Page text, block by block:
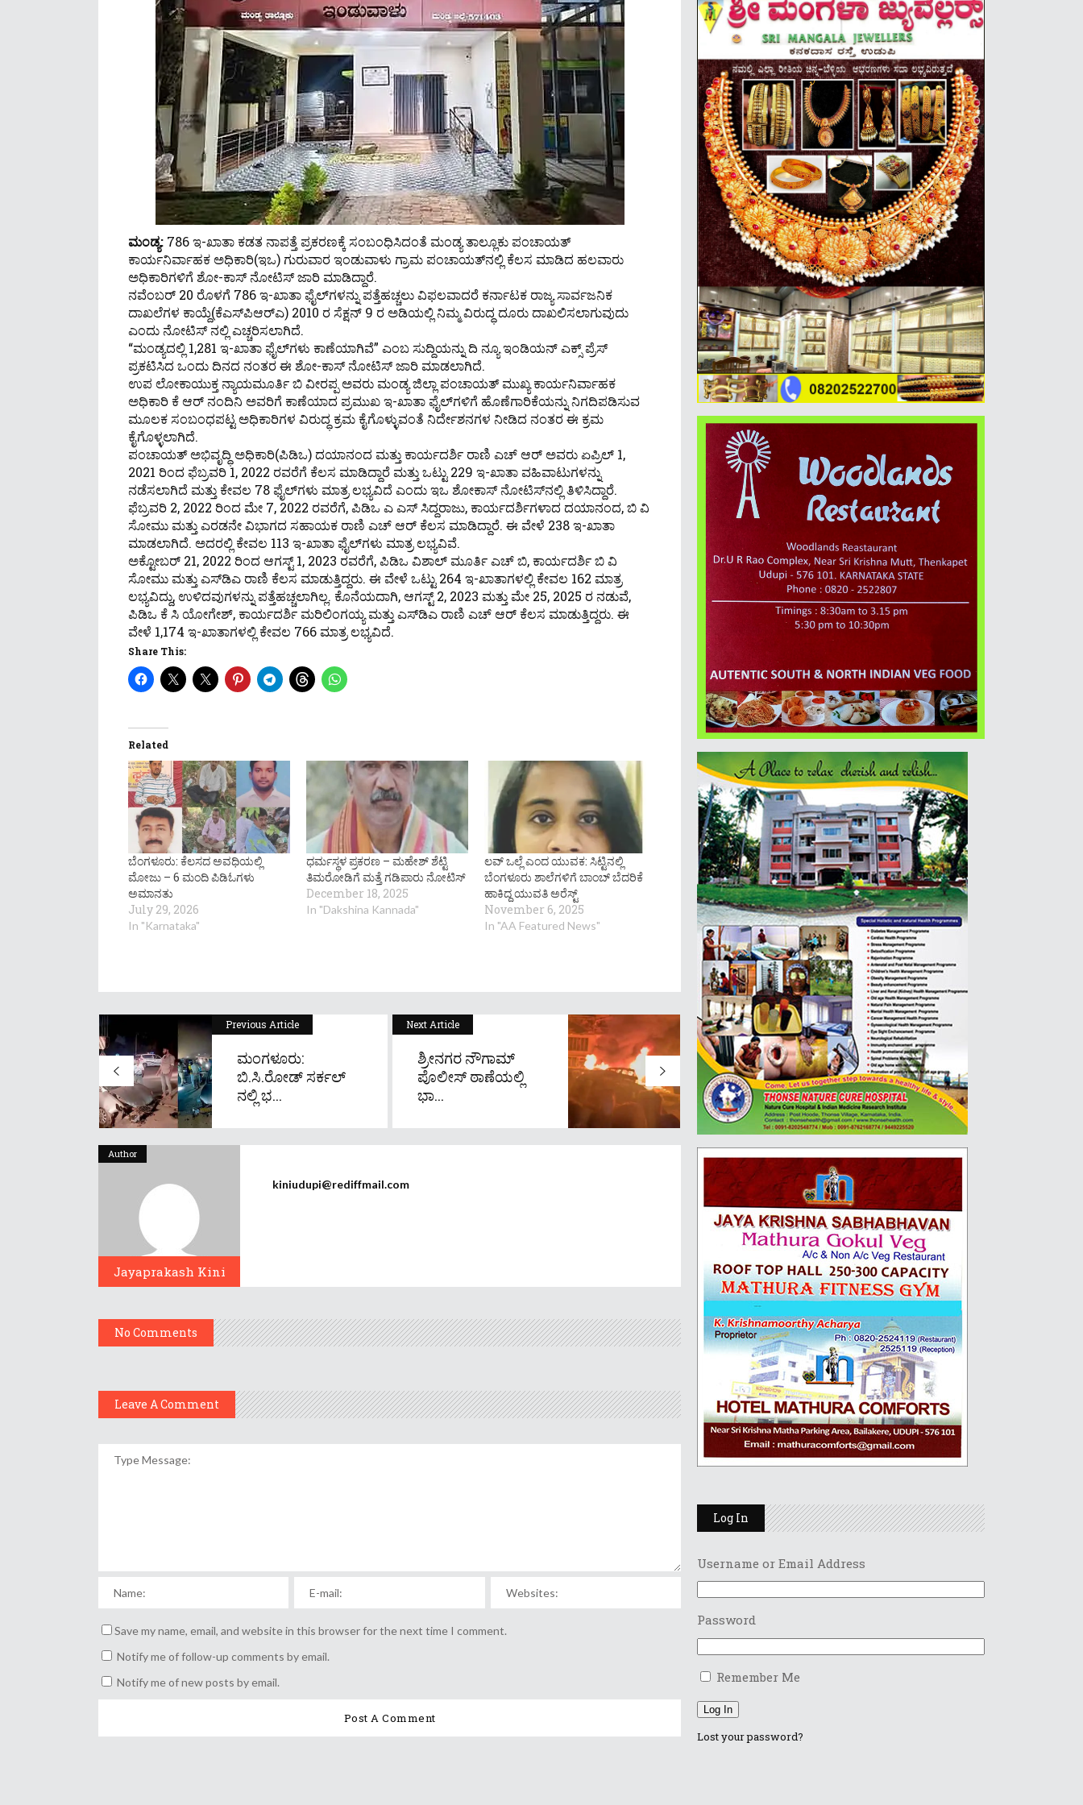
ಮಂಡ್ಯ: 786 ಇ-ಖಾತಾ ಕಡತ ನಾಪತ್ತೆ ಪ್ರಕರಣಕ್ಕೆ ಸಂಬಂಧಿಸಿದಂತೆ ಮಂಡ್ಯ ತಾಲ್ಲೂಕು ಪಂಚಾಯತ್
ಕಾರ್ಯನಿರ್ವಾಹಕ ಅಧಿಕಾರಿ(ಇಒ) ಗುರುವಾರ ಇಂಡುವಾಳು ಗ್ರಾಮ ಪಂಚಾಯತ್‌ನಲ್ಲಿ ಕೆಲಸ ಮಾಡಿದ ಹಲವಾರು
ಅಧಿಕಾರಿಗಳಿಗೆ ಶೋ-ಕಾಸ್ ನೋಟಿಸ್ ಜಾರಿ ಮಾಡಿದ್ದಾರೆ.
ನವೆಂಬರ್ 20 ರೊಳಗೆ 786 ಇ-ಖಾತಾ ಫೈಲ್‌ಗಳನ್ನು ಪತ್ತೆಹಚ್ಚಲು ವಿಫಲವಾದರೆ ಕರ್ನಾಟಕ ರಾಜ್ಯ ಸಾರ್ವಜನಿಕ
ದಾಖಲೆಗಳ ಕಾಯ್ದೆ(ಕೆಎಸ್‌ಪಿಆರ್‌ಎ) 2010 ರ ಸೆಕ್ಷನ್ 9 ರ ಅಡಿಯಲ್ಲಿ ನಿಮ್ಮ ವಿರುದ್ಧ ದೂರು ದಾಖಲಿಸಲಾಗುವುದು
ಎಂದು ನೋಟಿಸ್ ನಲ್ಲಿ ಎಚ್ಚರಿಸಲಾಗಿದೆ.
“ಮಂಡ್ಯದಲ್ಲಿ 1,281 ಇ-ಖಾತಾ ಫೈಲ್‌ಗಳು ಕಾಣೆಯಾಗಿವೆ” ಎಂಬ ಸುದ್ದಿಯನ್ನು ದಿ ನ್ಯೂ ಇಂಡಿಯನ್ ಎಕ್ಸ್ ಪ್ರೆಸ್
ಪ್ರಕಟಿಸಿದ ಒಂದು ದಿನದ ನಂತರ ಈ ಶೋ-ಕಾಸ್ ನೋಟಿಸ್ ಜಾರಿ ಮಾಡಲಾಗಿದೆ.
ಉಪ ಲೋಕಾಯುಕ್ತ ನ್ಯಾಯಮೂರ್ತಿ ಬಿ ವೀರಪ್ಪ ಅವರು ಮಂಡ್ಯ ಜಿಲ್ಲಾ ಪಂಚಾಯತ್ ಮುಖ್ಯ ಕಾರ್ಯನಿರ್ವಾಹಕ
ಅಧಿಕಾರಿ ಕೆ ಆರ್ ನಂದಿನಿ ಅವರಿಗೆ ಕಾಣೆಯಾದ ಪ್ರಮುಖ ಇ-ಖಾತಾ ಫೈಲ್‌ಗಳಿಗೆ ಹೊಣೆಗಾರಿಕೆಯನ್ನು ನಿಗದಿಪಡಿಸುವ
ಮೂಲಕ ಸಂಬಂಧಪಟ್ಟ ಅಧಿಕಾರಿಗಳ ವಿರುದ್ಧ ಕ್ರಮ ಕೈಗೊಳ್ಳುವಂತೆ ನಿರ್ದೇಶನಗಳ ನೀಡಿದ ನಂತರ ಈ ಕ್ರಮ
ಕೈಗೊಳ್ಳಲಾಗಿದೆ.
ಪಂಚಾಯತ್ ಅಭಿವೃದ್ಧಿ ಅಧಿಕಾರಿ(ಪಿಡಿಒ) ದಯಾನಂದ ಮತ್ತು ಕಾರ್ಯದರ್ಶಿ ರಾಣಿ ಎಚ್ ಆರ್ ಅವರು ಏಪ್ರಿಲ್ 1,
2021 ರಿಂದ ಫೆಬ್ರವರಿ 1, 2022 ರವರೆಗೆ ಕೆಲಸ ಮಾಡಿದ್ದಾರೆ ಮತ್ತು ಒಟ್ಟು 229 ಇ-ಖಾತಾ ವಹಿವಾಟುಗಳನ್ನು
ನಡೆಸಲಾಗಿದೆ ಮತ್ತು ಕೇವಲ 78 ಫೈಲ್‌ಗಳು ಮಾತ್ರ ಲಭ್ಯವಿದೆ ಎಂದು ಇಒ ಶೋಕಾಸ್ ನೋಟಿಸ್‌ನಲ್ಲಿ ತಿಳಿಸಿದ್ದಾರೆ.
ಫೆಬ್ರವರಿ 2, 2022 ರಿಂದ ಮೇ 7, 2022 ರವರೆಗೆ, ಪಿಡಿಒ ಎ ಎಸ್ ಸಿದ್ದರಾಜು, ಕಾರ್ಯದರ್ಶಿಗಳಾದ ದಯಾನಂದ, ಬಿ ವಿ
ಸೋಮು ಮತ್ತು ಎರಡನೇ ವಿಭಾಗದ ಸಹಾಯಕ ರಾಣಿ ಎಚ್ ಆರ್ ಕೆಲಸ ಮಾಡಿದ್ದಾರೆ. ಈ ವೇಳೆ 238 ಇ-ಖಾತಾ
ಮಾಡಲಾಗಿದೆ. ಅದರಲ್ಲಿ ಕೇವಲ 113 ಇ-ಖಾತಾ ಫೈಲ್‌ಗಳು ಮಾತ್ರ ಲಭ್ಯವಿವೆ.
ಅಕ್ಟೋಬರ್ 21, 2022 ರಿಂದ ಆಗಸ್ಟ್ 1, 2023 ರವರೆಗೆ, ಪಿಡಿಒ ವಿಶಾಲ್ ಮೂರ್ತಿ ಎಚ್ ಬಿ, ಕಾರ್ಯದರ್ಶಿ ಬಿ ವಿ
ಸೋಮು ಮತ್ತು ಎಸ್‌ಡಿಎ ರಾಣಿ ಕೆಲಸ ಮಾಡುತ್ತಿದ್ದರು. ಈ ವೇಳೆ ಒಟ್ಟು 264 ಇ-ಖಾತಾಗಳಲ್ಲಿ ಕೇವಲ 162 ಮಾತ್ರ
ಲಭ್ಯವಿದ್ದು, ಉಳಿದವುಗಳನ್ನು ಪತ್ತೆಹಚ್ಚಲಾಗಿಲ್ಲ. ಕೊನೆಯದಾಗಿ, ಆಗಸ್ಟ್ 2, 2023 ಮತ್ತು ಮೇ 25, 2025 ರ ನಡುವೆ,
ಪಿಡಿಒ ಕೆ ಸಿ ಯೋಗೇಶ್, ಕಾರ್ಯದರ್ಶಿ ಮರಿಲಿಂಗಯ್ಯ ಮತ್ತು ಎಸ್‌ಡಿಎ ರಾಣಿ ಎಚ್ ಆರ್ ಕೆಲಸ ಮಾಡುತ್ತಿದ್ದರು. ಈ
ವೇಳೆ 1,174 ಇ-ಖಾತಾಗಳಲ್ಲಿ ಕೇವಲ 766 ಮಾತ್ರ ಲಭ್ಯವಿದೆ.
Share This:
Related
ಬೆಂಗಳೂರು: ಕೆಲಸದ ಅವಧಿಯಲ್ಲಿ
ಮೋಜು – 6 ಮಂದಿ ಪಿಡಿಓಗಳು
ಅಮಾನತು
July 29, 2026
In "Karnataka"
ಧರ್ಮಸ್ಥಳ ಪ್ರಕರಣ – ಮಹೇಶ್ ಶೆಟ್ಟಿ
ತಿಮರೋಡಿಗೆ ಮತ್ತೆ ಗಡಿಪಾರು ನೋಟಿಸ್
December 18, 2025
In "Dakshina Kannada"
ಲವ್ ಒಲ್ಲೆ ಎಂದ ಯುವಕ: ಸಿಟ್ಟಿನಲ್ಲಿ
ಬೆಂಗಳೂರು ಶಾಲೆಗಳಿಗೆ ಬಾಂಬ್ ಬೆದರಿಕೆ
ಹಾಕಿದ್ದ ಯುವತಿ ಅರೆಸ್ಟ್
November 6, 2025
In "AA Featured News"
Previous Article
ಮಂಗಳೂರು:
ಬಿ.ಸಿ.ರೋಡ್ ಸರ್ಕಲ್
ನಲ್ಲಿ ಭ...
Next Article
ಶ್ರೀನಗರ ನೌಗಾಮ್
ಪೊಲೀಸ್ ಠಾಣೆಯಲ್ಲಿ
ಭಾ...
Author
Jayaprakash Kini
kiniudupi@rediffmail.com
No Comments
Leave A Comment
Save my name, email, and website in this browser for the next time I comment.
Notify me of follow-up comments by email.
Notify me of new posts by email.
Log In
Username or Email Address
Password
Remember Me
Log In
Lost your password?